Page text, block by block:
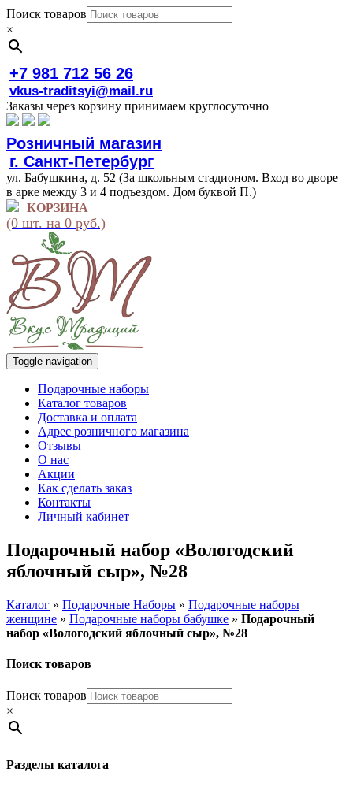
Поиск товаров
×
+7 981 712 56 26
vkus-traditsyi@mail.ru
Заказы через корзину принимаем круглосуточно
Розничный магазин
г. Санкт-Петербург
ул. Бабушкина, д. 52 (За школьным стадионом. Вход во дворе
в арке между 3 и 4 подъездом. Дом буквой П.)
КОРЗИНА
(0 шт. на 0 руб.)
Toggle navigation
Подарочные наборы
Каталог товаров
Доставка и оплата
Адрес розничного магазина
Отзывы
О нас
Акции
Как сделать заказ
Контакты
Личный кабинет
Подарочный набор «Вологодский
яблочный сыр», №28
Каталог » Подарочные Наборы » Подарочные наборы
женщине » Подарочные наборы бабушке » Подарочный
набор «Вологодский яблочный сыр», №28
Поиск товаров
Поиск товаров
×
Разделы каталога